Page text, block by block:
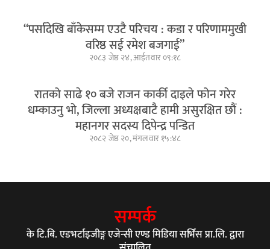
“पर्सादेखि बाँकेसम्म एउटै परिचय : कडा र परिणाममुखी
वरिष्ठ सई रमेश बजगाई”
२०८३ जेष्ठ २४, आईतवार ०९:१८
रातको साढे १० बजे राजन कार्की दाइले फोन गरेर
धम्काउनु भो, जिल्ला अध्यक्षबाटै हामी असुरक्षित छौं :
महानगर सदस्य दिपेन्द्र पन्डित
२०८२ जेष्ठ २०, मंगलवार १५:४८
सम्पर्क
के टि.बि. एडभर्टाइजीङ्ग एजेन्सी एण्ड मिडिया सर्भिस प्रा.लि. द्वारा